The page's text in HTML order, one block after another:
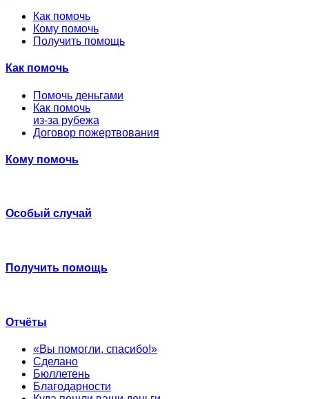
Как помочь
Кому помочь
Получить помощь
Как помочь
Помочь деньгами
Как помочь
из-за рубежа
Договор пожертвования
Кому помочь
Особый случай
Получить помощь
Отчёты
«Вы помогли, спасибо!»
Сделано
Бюллетень
Благодарности